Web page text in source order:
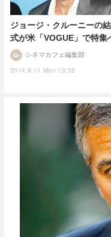
ジョージ・クルーニーの
式が米「VOGUE」で特集
2014.8.11 Mon 13:52
シネマカフェ編集部